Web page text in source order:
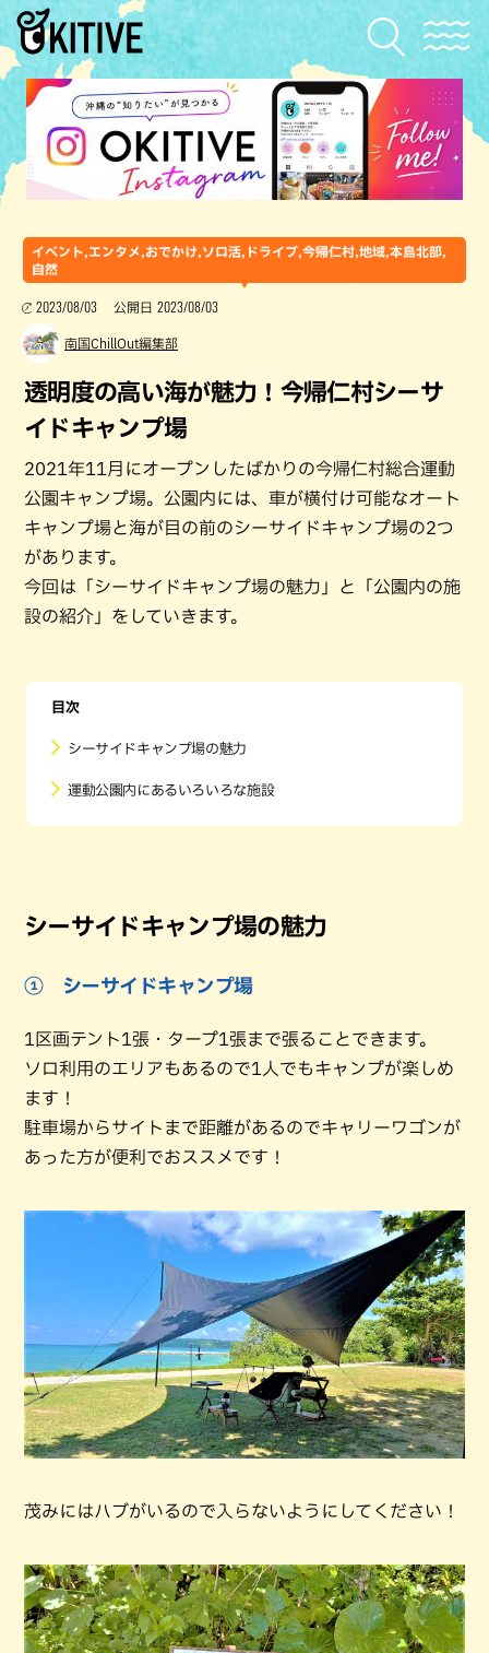
イベント,エンタメ,おでかけ,ソロ活,ドライブ,今帰仁村,地域,本島北部,
自然
2023/08/03 公開日 2023/08/03
南国ChillOut編集部
透明度の高い海が魅力！今帰仁村シーサ
イドキャンプ場
2021年11月にオープンしたばかりの今帰仁村総合運動
公園キャンプ場。公園内には、車が横付け可能なオート
キャンプ場と海が目の前のシーサイドキャンプ場の2つ
があります。
今回は「シーサイドキャンプ場の魅力」と「公園内の施
設の紹介」をしていきます。
目次
シーサイドキャンプ場の魅力
運動公園内にあるいろいろな施設
シーサイドキャンプ場の魅力
① シーサイドキャンプ場
1区画テント1張・タープ1張まで張ることできます。
ソロ利用のエリアもあるので1人でもキャンプが楽しめ
ます！
駐車場からサイトまで距離があるのでキャリーワゴンが
あった方が便利でおススメです！
茂みにはハブがいるので入らないようにしてください！